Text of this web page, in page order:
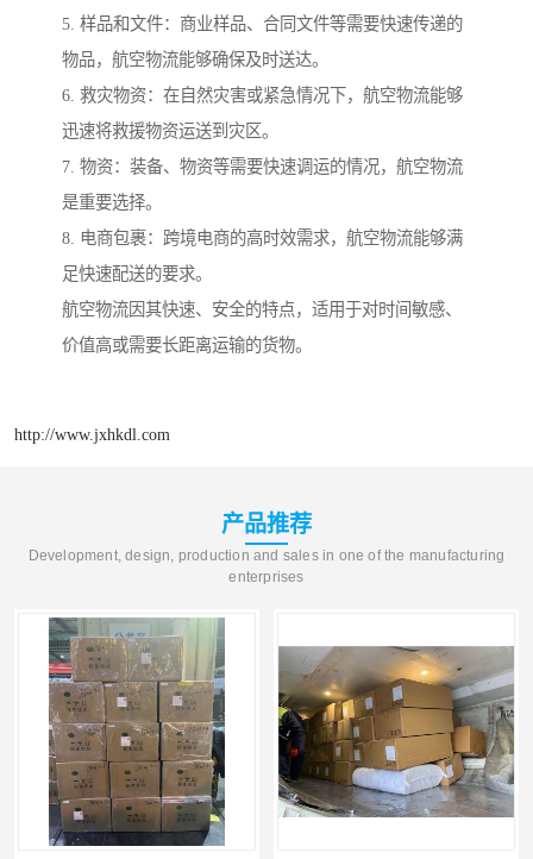
5. 样品和文件：商业样品、合同文件等需要快速传递的
物品，航空物流能够确保及时送达。
6. 救灾物资：在自然灾害或紧急情况下，航空物流能够
迅速将救援物资运送到灾区。
7. 物资：装备、物资等需要快速调运的情况，航空物流
是重要选择。
8. 电商包裹：跨境电商的高时效需求，航空物流能够满
足快速配送的要求。
航空物流因其快速、安全的特点，适用于对时间敏感、
价值高或需要长距离运输的货物。
http://www.jxhkdl.com
产品推荐
Development, design, production and sales in one of the manufacturing
enterprises